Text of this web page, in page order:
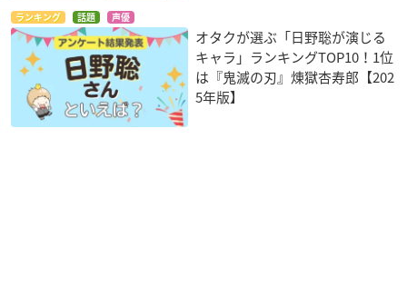
ランキング 話題 声優
オタクが選ぶ「日野聡が演じる
キャラ」ランキングTOP10！1位
は『鬼滅の刃』煉󠄁獄杏寿郎【202
5年版】